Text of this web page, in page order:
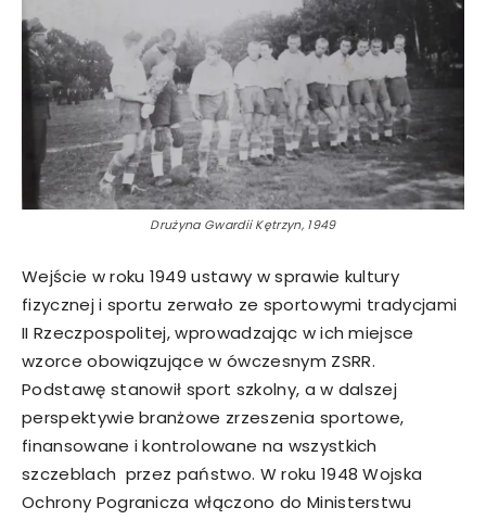
Drużyna Gwardii Kętrzyn, 1949
Wejście w roku 1949 ustawy w sprawie kultury
fizycznej i sportu zerwało ze sportowymi tradycjami
II Rzeczpospolitej, wprowadzając w ich miejsce
wzorce obowiązujące w ówczesnym ZSRR.
Podstawę stanowił sport szkolny, a w dalszej
perspektywie branżowe zrzeszenia sportowe,
finansowane i kontrolowane na wszystkich
szczeblach przez państwo. W roku 1948 Wojska
Ochrony Pogranicza włączono do Ministerstwu